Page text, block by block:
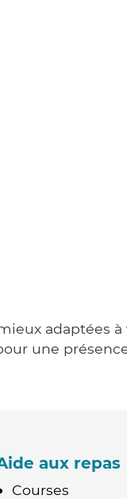
adaptées à
une
aux repas
Courses